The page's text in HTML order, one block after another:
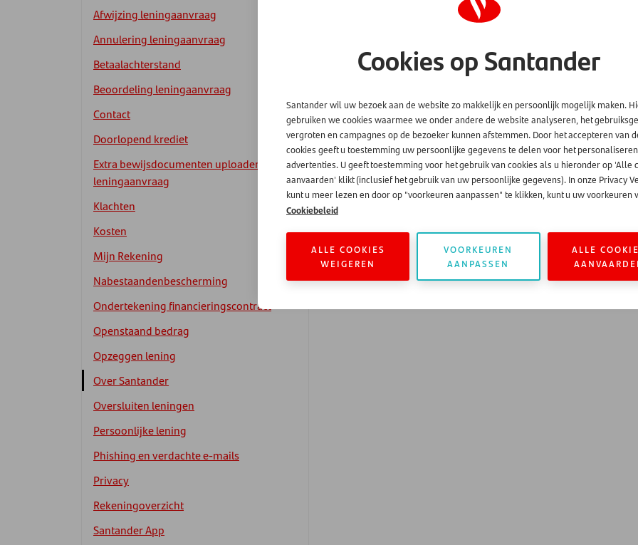
Afwijzing leningaanvraag
Annulering leningaanvraag
Betaalachterstand
Beoordeling leningaanvraag
Contact
Doorlopend krediet
Extra bewijsdocumenten uploaden
leningaanvraag
Klachten
Kosten
Mijn Rekening
Nabestaandenbescherming
Ondertekening financieringscontract
Openstaand bedrag
Opzeggen lening
Over Santander
Oversluiten leningen
Persoonlijke lening
Phishing en verdachte e-mails
Privacy
Rekeningoverzicht
Santander App
Cookies op Santander
Santander wil uw bezoek aan de website zo makkelijk en persoonlijk mogelijk maken.
gebruiken we cookies waarmee we onder andere de website analyseren, het
vergroten en campagnes op de bezoeker kunnen afstemmen. Door het accepteren van
cookies geeft u toestemming uw persoonlijke gegevens te delen voor het
advertenties. U geeft toestemming voor het gebruik van cookies als u hieronder op 'Alle
aanvaarden' klikt (inclusief het gebruik van uw persoonlijke gegevens). In onze Privacy
kunt u meer lezen en door op "voorkeuren aanpassen" te klikken, kunt u uw voorkeuren
Cookiebeleid
ALLE COOKIES
WEIGEREN
VOORKEUREN
AANPASSEN
ALLE